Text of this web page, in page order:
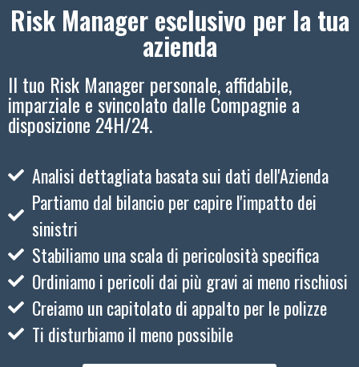
Risk Manager esclusivo per la tua
azienda
Il tuo Risk Manager personale, affidabile,
imparziale e svincolato dalle Compagnie a
disposizione 24H/24.
Analisi dettagliata basata sui dati dell'Azienda
Partiamo dal bilancio per capire l'impatto dei
sinistri
Stabiliamo una scala di pericolosità specifica
Ordiniamo i pericoli dai più gravi ai meno rischiosi
Creiamo un capitolato di appalto per le polizze
Ti disturbiamo il meno possibile